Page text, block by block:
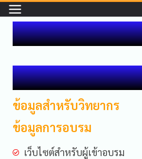
ข้อมูลสำหรับวิทยากร
ข้อมูลการอบรม
เว็บไซต์สำหรับผู้เข้าอบรม